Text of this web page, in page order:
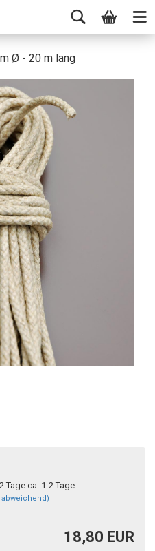
Ø - 20 m lang
ca. 1-2 Tage
abweichend)
18,80 EUR